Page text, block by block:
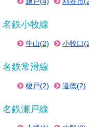
名鉄小牧線
牛山(2) 小牧口
名鉄常滑線
榎戸(2) 道徳(2)
名鉄瀬戸線